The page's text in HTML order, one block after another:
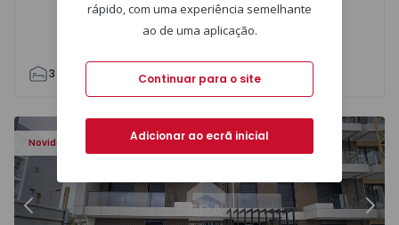
3 305 2
Novidade
Anterior
rápido, com uma experiência semelhante
ao de uma aplicação.
Continuar para o site
Adicionar ao ecrã inicial